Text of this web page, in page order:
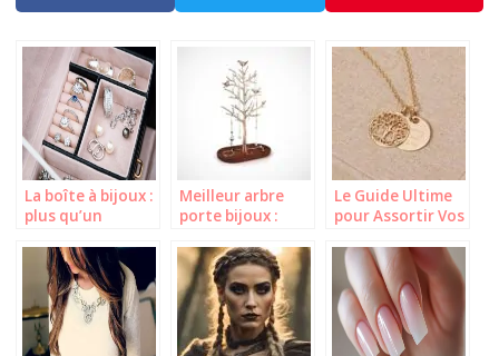
La boîte à bijoux :
plus qu’un
manière
d’exposer vos
joyaux
Meilleur arbre
porte bijoux :
pour 2026
Le Guide Ultime
pour Assortir Vos
Maquillage